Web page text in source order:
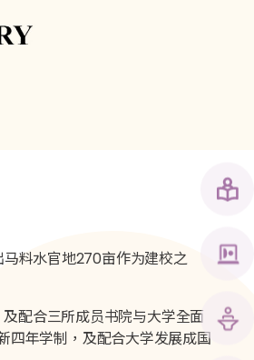
料水官地270亩作为建校之
配合三所成员书院与大学全面
四年学制，及配合大学发展成国